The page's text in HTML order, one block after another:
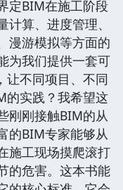
定BIM在施工阶段
算、进度管理、
漫游模拟等方面的
为我们提供一套可
让不同项目、不同
的实践？我希望这
刚刚接触BIM的从
的BIM专家能够从
施工现场摸爬滚打
的危害。这本书能